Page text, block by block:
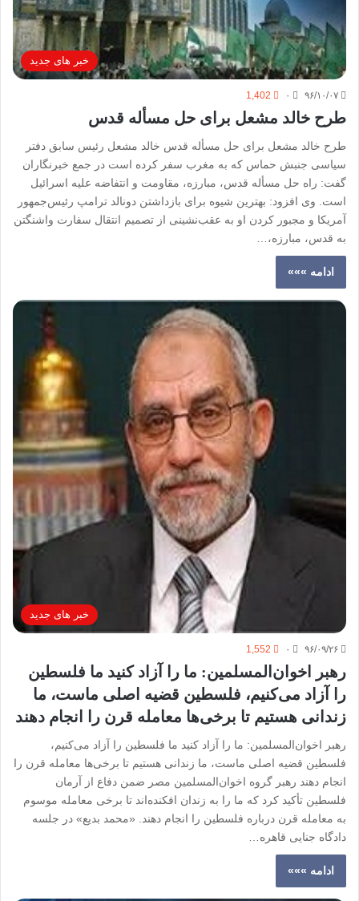
خبر های جدید
۹۶/۱۰/۰۷ ۰ 1,402
طرح خالد مشعل برای حل مسأله قدس
طرح خالد مشعل برای حل مسأله قدس خالد مشعل رئیس سابق دفتر
سیاسی جنبش حماس که به مغرب سفر کرده است در جمع خبرنگاران
گفت: راه حل مسأله قدس، مبارزه، مقاومت و انتفاضه علیه اسرائیل
است. وی افزود: بهترین شیوه‌ برای بازداشتن دونالد ترامپ رئیس‌جمهور
آمریکا و مجبور کردن او به عقب‌نشینی از تصمیم انتقال سفارت واشنگتن
به قدس، مبارزه،…
ادامه »»»
خبر های جدید
۹۶/۰۹/۲۶ ۰ 1,552
رهبر اخوان‌المسلمین: ما را آزاد کنید ما فلسطین
را آزاد می‌کنیم، فلسطین قضیه اصلی ماست، ما
زندانی هستیم تا برخی‌ها معامله قرن را انجام دهند
رهبر اخوان‌المسلمین: ما را آزاد کنید ما فلسطین را آزاد می‌کنیم،
فلسطین قضیه اصلی ماست، ما زندانی هستیم تا برخی‌ها معامله قرن را
انجام دهند رهبر گروه اخوان‌المسلمین مصر ضمن دفاع از آرمان
فلسطین تأکید کرد که ما را به زندان افکنده‌اند تا برخی‌ معامله موسوم
به معامله قرن درباره فلسطین را انجام دهند. «محمد بدیع» در جلسه
دادگاه جنایی قاهره…
ادامه »»»